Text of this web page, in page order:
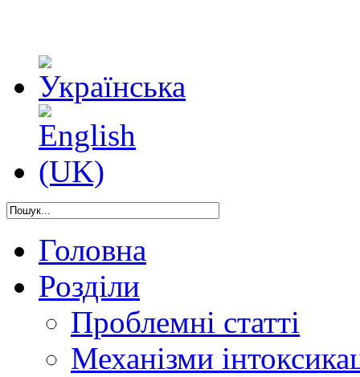
Головна
Розділи
Проблемні статті
Механізми